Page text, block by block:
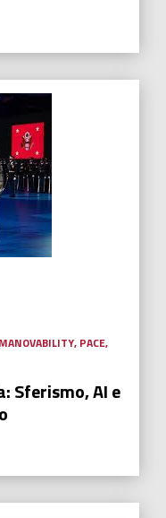
sta andando nella
una crescita